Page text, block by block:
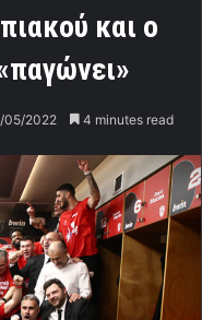
και ο
05/2022 4 minutes read